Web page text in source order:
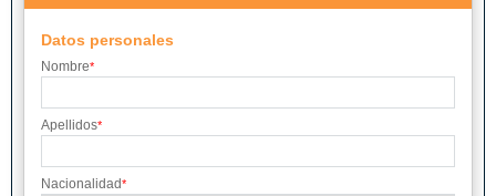
Datos personales
Nombre*
Apellidos*
Nacionalidad*